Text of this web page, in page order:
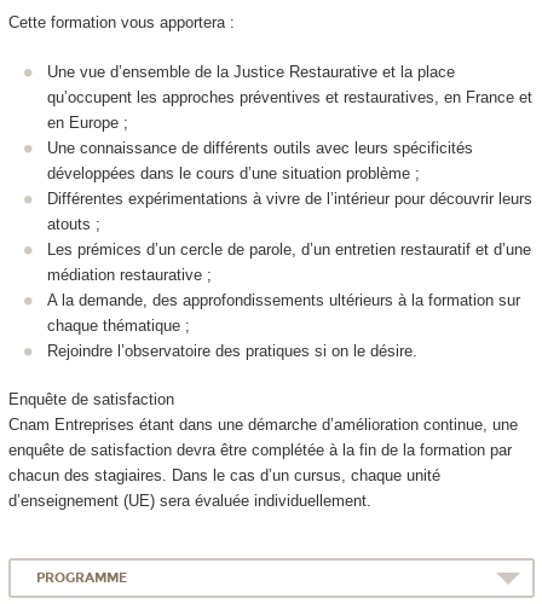
Cette formation vous apportera :
Une vue d’ensemble de la Justice Restaurative et la place
qu’occupent les approches préventives et restauratives, en France et
en Europe ;
Une connaissance de différents outils avec leurs spécificités
développées dans le cours d’une situation problème ;
Différentes expérimentations à vivre de l’intérieur pour découvrir leurs
atouts ;
Les prémices d’un cercle de parole, d’un entretien restauratif et d’une
médiation restaurative ;
A la demande, des approfondissements ultérieurs à la formation sur
chaque thématique ;
Rejoindre l’observatoire des pratiques si on le désire.
Enquête de satisfaction
Cnam Entreprises étant dans une démarche d’amélioration continue, une
enquête de satisfaction devra être complétée à la fin de la formation par
chacun des stagiaires. Dans le cas d’un cursus, chaque unité
d’enseignement (UE) sera évaluée individuellement.
PROGRAMME